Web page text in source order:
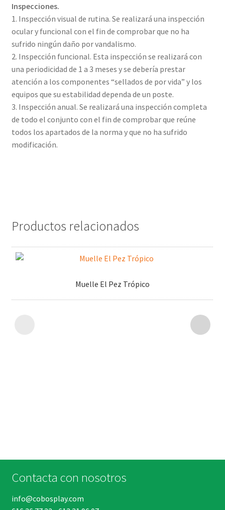
Inspecciones.
1. Inspección visual de rutina. Se realizará una inspección
ocular y funcional con el fin de comprobar que no ha
sufrido ningún daño por vandalismo.
2. Inspección funcional. Esta inspección se realizará con
una periodicidad de 1 a 3 meses y se debería prestar
atención a los componentes “sellados de por vida” y los
equipos que su estabilidad dependa de un poste.
3. Inspección anual. Se realizará una inspección completa
de todo el conjunto con el fin de comprobar que reúne
todos los apartados de la norma y que no ha sufrido
modificación.
Productos relacionados
Muelle El Pez Trópico
Contacta con nosotros
info@cobosplay.com